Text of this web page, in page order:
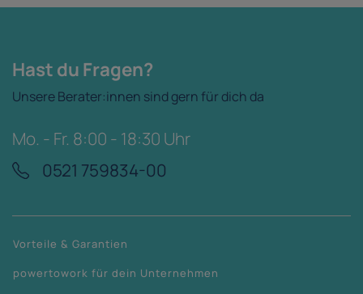
Hast du Fragen?
Unsere Berater:innen sind gern für dich da
Mo. - Fr. 8:00 - 18:30 Uhr
0521 759834-00
Vorteile & Garantien
powertowork für dein Unternehmen